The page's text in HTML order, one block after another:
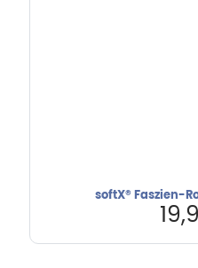
softX® Faszien-